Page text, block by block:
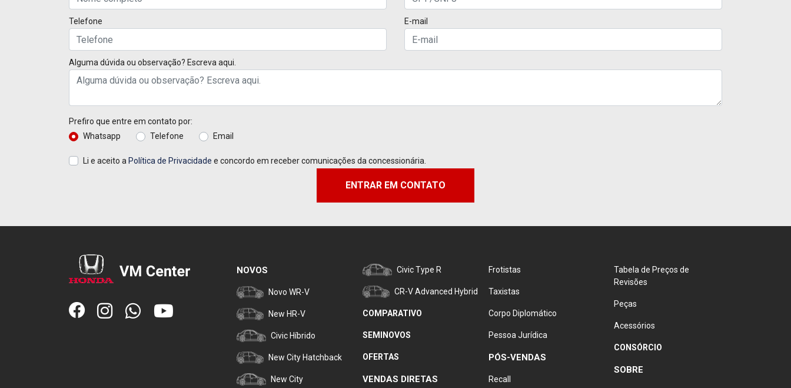
Telefone E-mail
Alguma dúvida ou observação? Escreva aqui.
Prefiro que entre em contato por:
Whatsapp
Telefone Email
Li e aceito a Política de Privacidade e concordo em receber comunicações da concessionária.
ENTRAR EM CONTATO
NOVOS
Novo WR-V
New HR-V
Civic Híbrido
New City Hatchback
New City
Civic Type R
CR-V Advanced Hybrid
COMPARATIVO
SEMINOVOS
OFERTAS
VENDAS DIRETAS
Frotistas
Taxistas
Corpo Diplomático
Pessoa Jurídica
PÓS-VENDAS
Recall
Tabela de Preços de
Revisões
Peças
Acessórios
CONSÓRCIO
SOBRE